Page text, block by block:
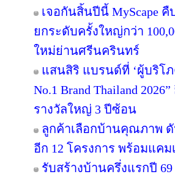
เจอกันสิ้นปีนี้ MyScape
ยกระดับครั้งใหญ่กว่า
ใหม่ย่านศรีนครินทร์
แสนสิริ แบรนด์ที่ ‘ผู้บริโภ
No.1 Brand Thailand
รางวัลใหญ่ 3 ปีซ้อน
ลูกค้าเลือกบ้านคุณภาพ ดั
อีก 12 โครงการ พร้อมแคม
รับสร้างบ้านครึ่งแรกปี